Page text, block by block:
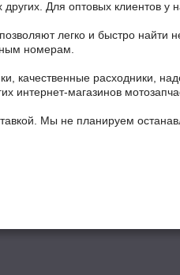
Для оптовых клиентов у
легко и быстро
номерам.
качественные расходники,
интернет-магазинов
Мы не планируем